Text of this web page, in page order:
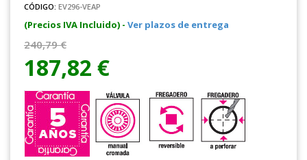
CÓDIGO: EV296-VEAP
(Precios IVA Incluido) - Ver plazos de entrega
240,79 €
187,82 €